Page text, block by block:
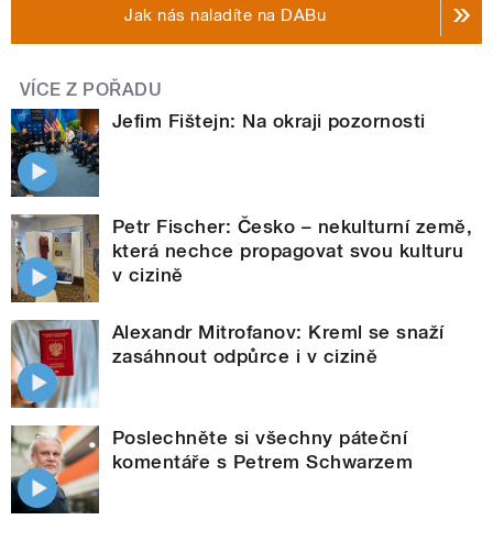
Jak nás naladíte na DABu
VÍCE Z POŘADU
Jefim Fištejn: Na okraji pozornosti
Petr Fischer: Česko – nekulturní země,
která nechce propagovat svou kulturu
v cizině
Alexandr Mitrofanov: Kreml se snaží
zasáhnout odpůrce i v cizině
Poslechněte si všechny páteční
komentáře s Petrem Schwarzem